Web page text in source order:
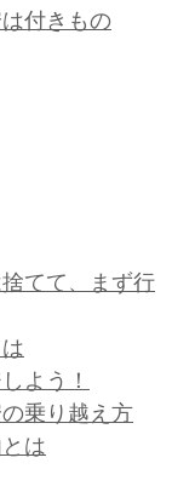
付きもの
てて、まず行
よう！
乗り越え方
は